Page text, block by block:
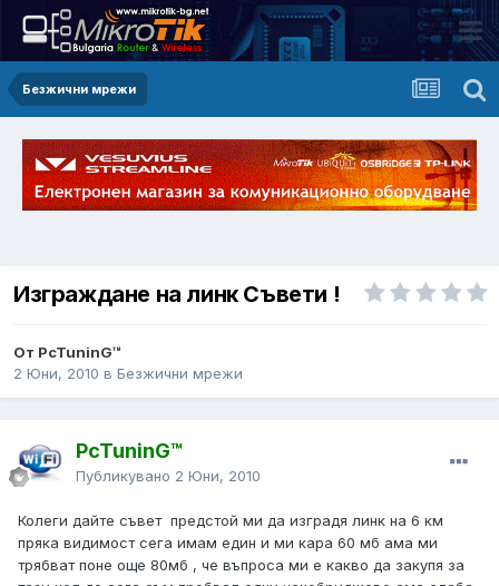
Безжични мрежи
Изграждане на линк Съвети !
От PcTuninG™
2 Юни, 2010 в Безжични мрежи
PcTuninG™
Публикувано 2 Юни, 2010
Колеги дайте съвет предстой ми да изградя линк на 6 км
пряка видимост сега имам един и ми кара 60 мб ама ми
трябват поне още 80мб , че въпроса ми е какво да закупя за